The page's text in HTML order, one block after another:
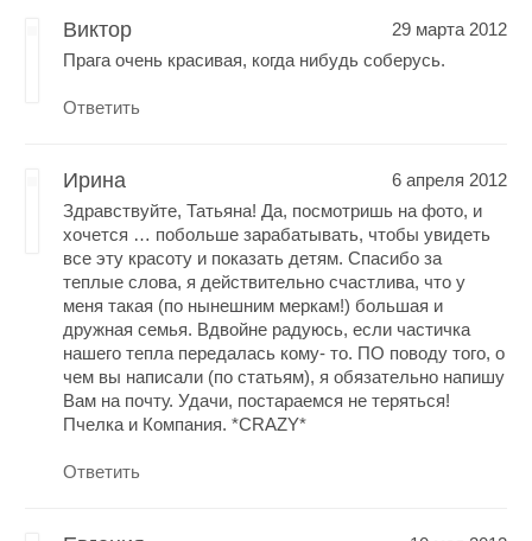
Виктор
29 марта 2012
Прага очень красивая, когда нибудь соберусь.
Ответить
Ирина
6 апреля 2012
Здравствуйте, Татьяна! Да, посмотришь на фото, и
хочется … побольше зарабатывать, чтобы увидеть
все эту красоту и показать детям. Спасибо за
теплые слова, я действительно счастлива, что у
меня такая (по нынешним меркам!) большая и
дружная семья. Вдвойне радуюсь, если частичка
нашего тепла передалась кому- то. ПО поводу того, о
чем вы написали (по статьям), я обязательно напишу
Вам на почту. Удачи, постараемся не теряться!
Пчелка и Компания. *CRAZY*
Ответить